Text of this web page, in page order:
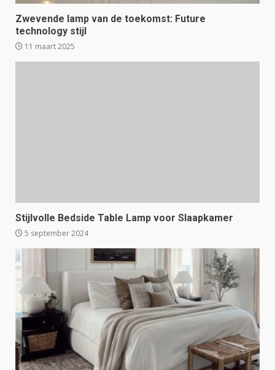
Zwevende lamp van de toekomst: Future
technology stijl
11 maart 2025
Stijlvolle Bedside Table Lamp voor Slaapkamer
5 september 2024